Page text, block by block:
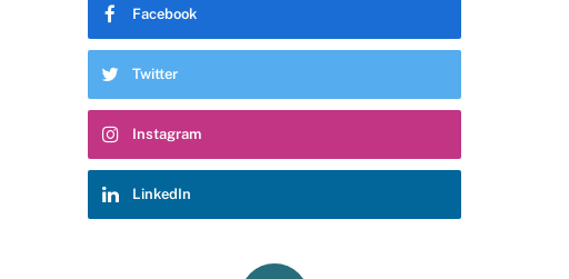
Facebook
Twitter
Instagram
LinkedIn